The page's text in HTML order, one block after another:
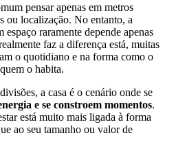
pensar apenas em metros
ou localização. No entanto, a
raramente depende apenas
faz a diferença está, muitas
o quotidiano e na forma como o
o habita.
a casa é o cenário onde se
e se constroem momentos.
está muito mais ligada à forma
ao seu tamanho ou valor de